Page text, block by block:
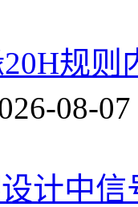
规
08-
计中